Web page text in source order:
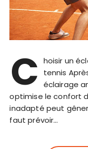
C hoisir un
tennis
éclairage
optimise le confort
inadapté peut
faut prévoir…